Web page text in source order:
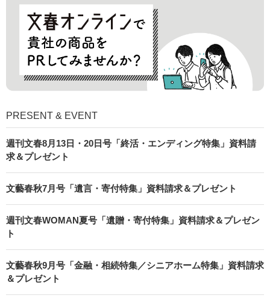
PRESENT & EVENT
週刊文春8月13日・20日号「終活・エンディング特集」資料請
求＆プレゼント
文藝春秋7月号「遺言・寄付特集」資料請求＆プレゼント
週刊文春WOMAN夏号「遺贈・寄付特集」資料請求＆プレゼン
ト
文藝春秋9月号「金融・相続特集／シニアホーム特集」資料請求
＆プレゼント